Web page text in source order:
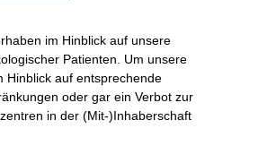
im Hinblick auf unsere
Patienten. Um unsere
Hinblick auf entsprechende
oder gar ein Verbot zur
in der (Mit-)Inhaberschaft